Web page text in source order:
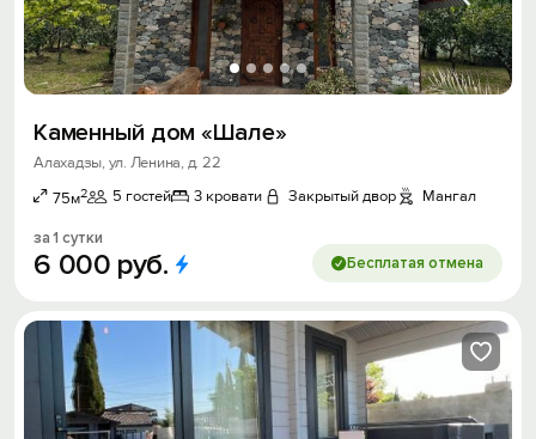
Каменный дом «Шале»
Алахадзы, ул. Ленина, д. 22
75м2 5 гостей 3 кровати Закрытый двор Мангал
за 1 сутки
6 000 руб. Бесплатая отмена